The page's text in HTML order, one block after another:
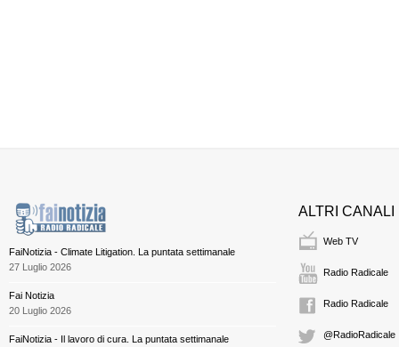
FaiNotizia - Climate Litigation. La puntata settimanale
27 Luglio 2026
Fai Notizia
20 Luglio 2026
FaiNotizia - Il lavoro di cura. La puntata settimanale
ALTRI CANALI
Web TV
Radio Radicale
Radio Radicale
@RadioRadicale